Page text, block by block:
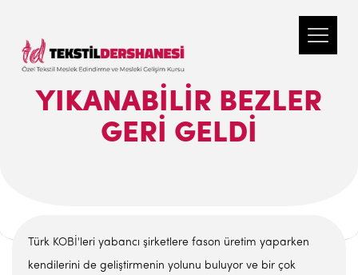
YIKANABILIR BEZLER
GERI GELDI
Türk KOBİ'leri yabancı şirketlere fason üretim yaparken
kendilerini de geliştirmenin yolunu buluyor ve bir çok